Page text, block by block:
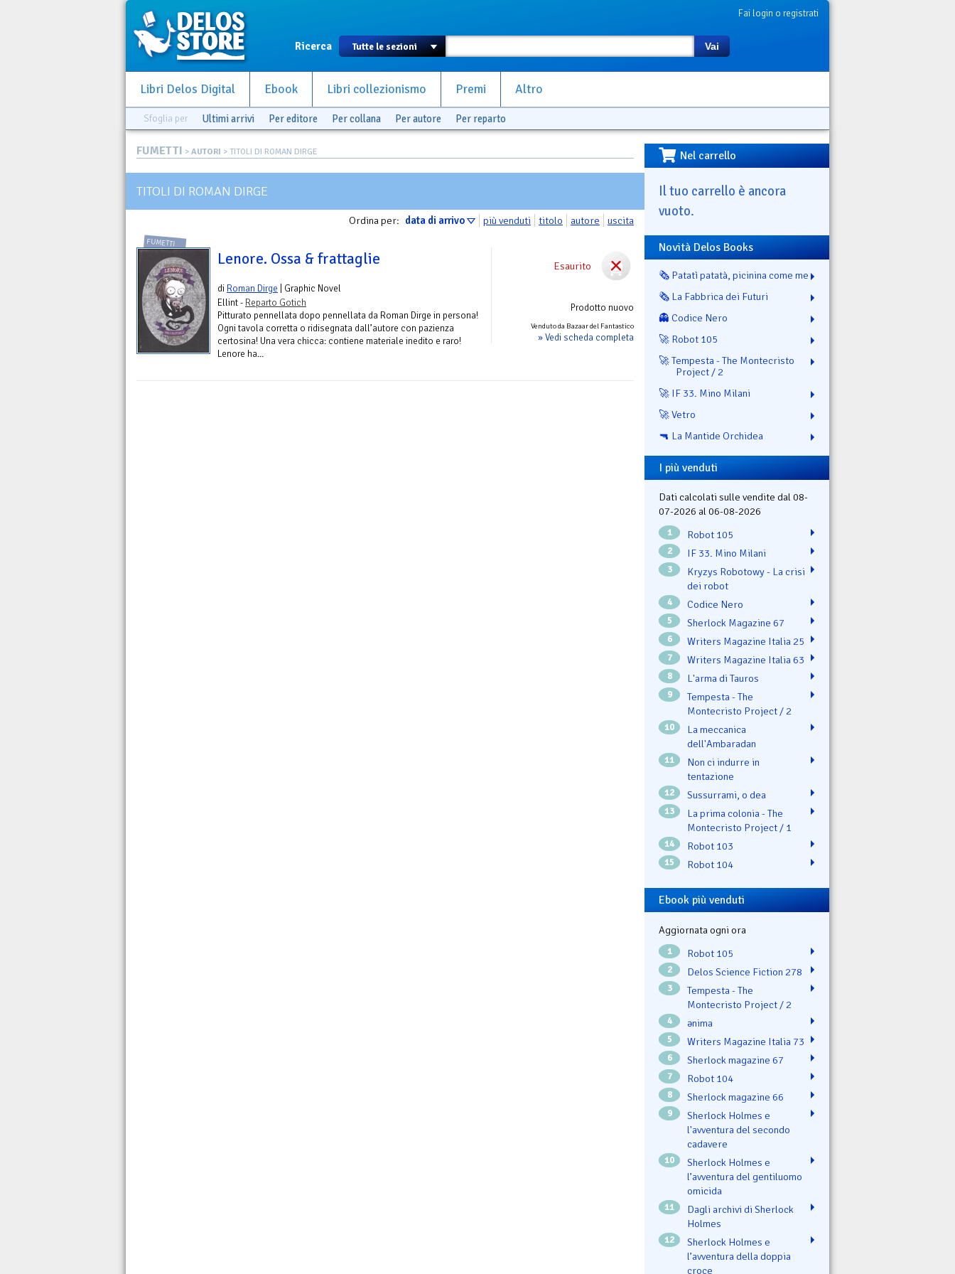
Fai login o registrati
Ricerca Vai
Libri Delos Digital Ebook Libri collezionismo Premi Altro
Sfoglia per Ultimi arrivi Per editore Per collana Per autore Per reparto
FUMETTI > AUTORI > TITOLI DI ROMAN DIRGE
TITOLI DI ROMAN DIRGE
Ordina per: data di arrivo più venduti titolo autore uscita
Esaurito
Prodotto nuovo
Venduto da Bazaar del Fantastico
» Vedi scheda completa
FUMETTI
Lenore. Ossa & frattaglie
di Roman Dirge | Graphic Novel
Ellint - Reparto Gotich
Pitturato pennellata dopo pennellata da Roman Dirge in persona!
Ogni tavola corretta o ridisegnata dall’autore con pazienza
certosina! Una vera chicca: contiene materiale inedito e raro!
Lenore ha...
Nel carrello
Il tuo carrello è ancora
vuoto.
Novità Delos Books
🗞️ Patatì patatà, picinina come me
🗞️ La Fabbrica dei Futuri
👻 Codice Nero
🚀 Robot 105
🚀 Tempesta - The Montecristo
Project / 2
🚀 IF 33. Mino Milani
🚀 Vetro
🔫 La Mantide Orchidea
I più venduti
Dati calcolati sulle vendite dal 08-
07-2026 al 06-08-2026
1 Robot 105
2 IF 33. Mino Milani
3
Kryzys Robotowy - La crisi
dei robot
4 Codice Nero
5 Sherlock Magazine 67
6 Writers Magazine Italia 25
7 Writers Magazine Italia 63
8 L'arma di Tauros
9
Tempesta - The
Montecristo Project / 2
10
La meccanica
dell'Ambaradan
11
Non ci indurre in
tentazione
12 Sussurrami, o dea
13
La prima colonia - The
Montecristo Project / 1
14 Robot 103
15 Robot 104
Ebook più venduti
Aggiornata ogni ora
1 Robot 105
2 Delos Science Fiction 278
3
Tempesta - The
Montecristo Project / 2
4 ənima
5 Writers Magazine Italia 73
6 Sherlock magazine 67
7 Robot 104
8 Sherlock magazine 66
9
Sherlock Holmes e
l'avventura del secondo
cadavere
10
Sherlock Holmes e
l’avventura del gentiluomo
omicida
11
Dagli archivi di Sherlock
Holmes
12
Sherlock Holmes e
l’avventura della doppia
croce